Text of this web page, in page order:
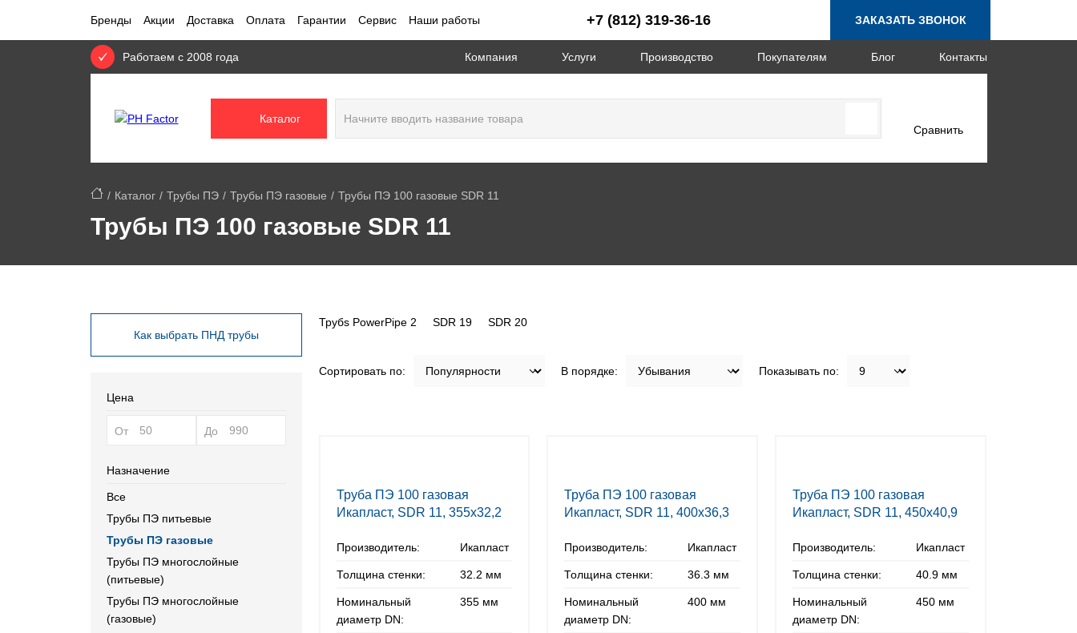
Бренды Акции Доставка Оплата Гарантии Сервис Наши работы +7 (812) 319-36-16 ЗАКАЗАТЬ ЗВОНОК
Работаем с 2008 года Компания Услуги Производство Покупателям Блог Контакты
Каталог
Сравнить
Каталог Трубы ПЭ Трубы ПЭ газовые Трубы ПЭ 100 газовые SDR 11
Трубы ПЭ 100 газовые SDR 11
Как выбрать ПНД трубы
Цена
От До
Назначение
Все
Трубы ПЭ питьевые
Трубы ПЭ газовые
Трубы ПЭ многослойные
(питьевые)
Трубы ПЭ многослойные
(газовые)
Трубs PowerPipe 2 SDR 19 SDR 20
Сортировать по: В порядке: Показывать по:
Труба ПЭ 100 газовая
Икапласт, SDR 11, 355х32,2
Производитель: Икапласт
Толщина стенки: 32.2 мм
Номинальный
диаметр DN:
355 мм
Труба ПЭ 100 газовая
Икапласт, SDR 11, 400х36,3
Производитель: Икапласт
Толщина стенки: 36.3 мм
Номинальный
диаметр DN:
400 мм
Труба ПЭ 100 газовая
Икапласт, SDR 11, 450х40,9
Производитель: Икапласт
Толщина стенки: 40.9 мм
Номинальный
диаметр DN:
450 мм